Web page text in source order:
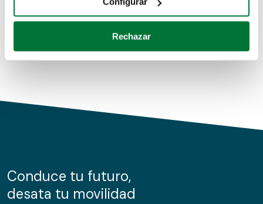
Identificar su dispositivo analizándolo activamente
para buscar características específicas (huellas
Obtenga más información sobre cómo se procesan sus
de cookies.
información sobre el uso que haga del sitio web con
nuestros partners de redes sociales, publicidad y análisis
Rechazar
Conduce tu futuro,
desata tu movilidad